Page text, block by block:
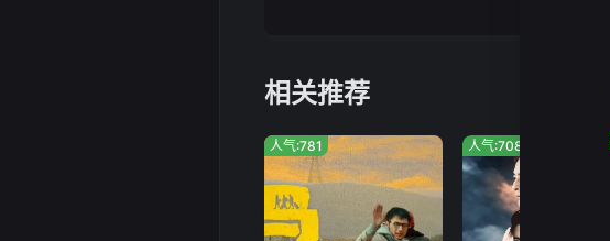
相关推荐
人气:781 人气:708